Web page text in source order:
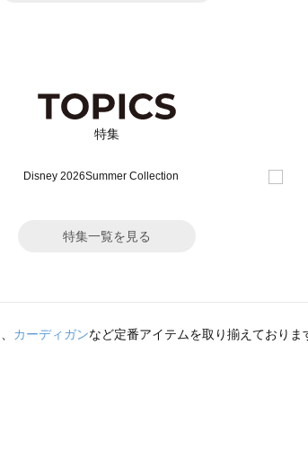
特集
特集一覧を見る
、 カーディガンなど定番アイテムを取り揃えておりま